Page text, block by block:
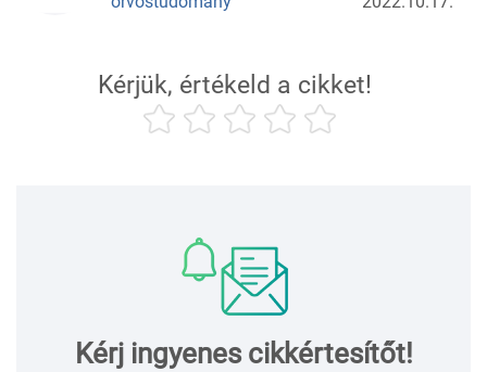
Kérjük, értékeld a cikket!
Kérj ingyenes cikkértesítőt!